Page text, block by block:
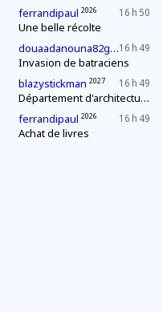
16 h 50
ferrandipaul 2026
Une belle récolte
16 h 49
douaadanouna82gmailcom
Invasion de batraciens
16 h 49
blazystickman 2027
Département d'architecture : construction d'une pyramide
16 h 49
ferrandipaul 2026
Achat de livres